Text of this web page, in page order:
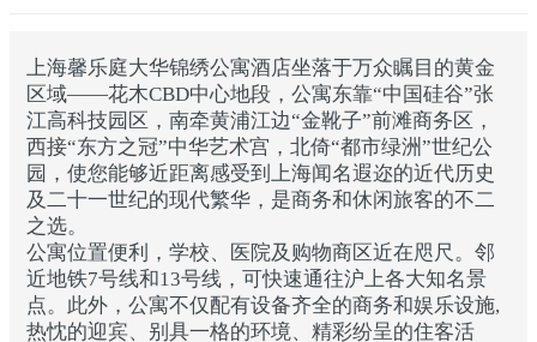
上海馨乐庭大华锦绣公寓酒店坐落于万众瞩目的黄金
区域——花木CBD中心地段，公寓东靠“中国硅谷”张
江高科技园区，南牵黄浦江边“金靴子”前滩商务区，
西接“东方之冠”中华艺术宫，北倚“都市绿洲”世纪公
园，使您能够近距离感受到上海闻名遐迩的近代历史
及二十一世纪的现代繁华，是商务和休闲旅客的不二
之选。
公寓位置便利，学校、医院及购物商区近在咫尺。邻
近地铁7号线和13号线，可快速通往沪上各大知名景
点。此外，公寓不仅配有设备齐全的商务和娱乐设施,
热忱的迎宾、别具一格的环境、精彩纷呈的住客活